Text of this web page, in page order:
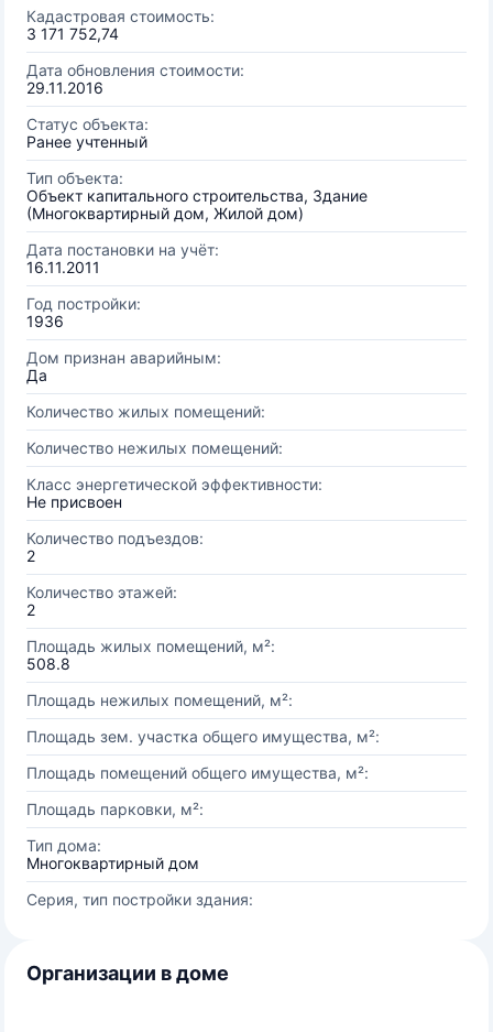
Кадастровая стоимость:
3 171 752,74
Дата обновления стоимости:
29.11.2016
Статус объекта:
Ранее учтенный
Тип объекта:
Объект капитального строительства, Здание
(Многоквартирный дом, Жилой дом)
Дата постановки на учёт:
16.11.2011
Год постройки:
1936
Дом признан аварийным:
Да
Количество жилых помещений:
Количество нежилых помещений:
Класс энергетической эффективности:
Не присвоен
Количество подъездов:
2
Количество этажей:
2
Площадь жилых помещений, м²:
508.8
Площадь нежилых помещений, м²:
Площадь зем. участка общего имущества, м²:
Площадь помещений общего имущества, м²:
Площадь парковки, м²:
Тип дома:
Многоквартирный дом
Серия, тип постройки здания:
Организации в доме